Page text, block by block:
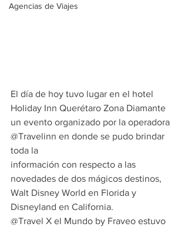
Agencias de Viajes
El día de hoy tuvo lugar en el hotel
Holiday Inn Querétaro Zona Diamante
un evento organizado por la operadora
@Travelinn en donde se pudo brindar
toda la
información con respecto a las
novedades de dos mágicos destinos,
Walt Disney World en Florida y
Disneyland en California.
@Travel X el Mundo by Fraveo estuvo